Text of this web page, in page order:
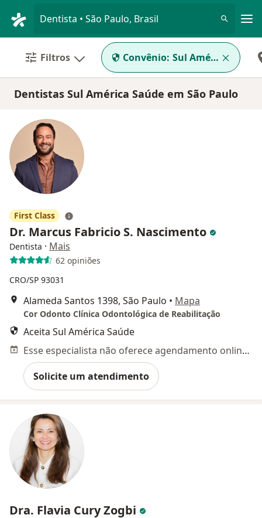
Dentista • São Paulo, Brasil
Filtros Convênio: Sul América Saúde
Dentistas Sul América Saúde em São Paulo
First Class
Dr. Marcus Fabricio S. Nascimento
Dentista · Mais
62 opiniões
CRO/SP 93031
Alameda Santos 1398, São Paulo • Mapa
Cor Odonto Clínica Odontológica de Reabilitação
Aceita Sul América Saúde
Esse especialista não oferece agendamento online para esse endereço.
Solicite um atendimento
Dra. Flavia Cury Zogbi